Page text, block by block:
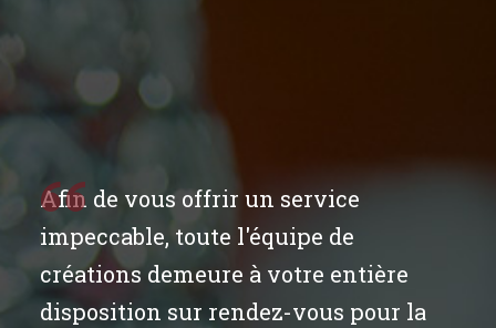
Afin de vous offrir un service
impeccable, toute l'équipe de
créations demeure à votre entière
disposition sur rendez-vous pour la